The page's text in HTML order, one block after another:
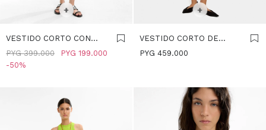
+
VESTIDO CORTO CON
BORDADOS 100%
ALGODÓN - CRUDO
PYG 199.000
PYG 399.000
50
+
VESTIDO CORTO DE
LENTEJUELAS - CRUDO
PYG 459.000